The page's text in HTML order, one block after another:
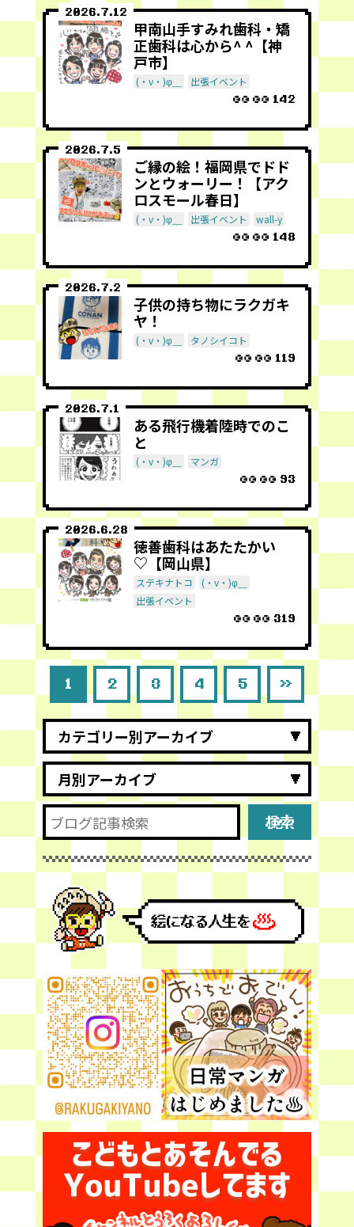
2026.7.12
甲南山手すみれ歯科・矯
正歯科は心から^ ^【神
戸市】
(・v・)φ＿ 出張イベント
142
2026.7.5
ご縁の絵！福岡県でドド
ンとウォーリー！【アク
ロスモール春日】
(・v・)φ＿ 出張イベント wall-y
148
2026.7.2
子供の持ち物にラクガキ
ヤ！
(・v・)φ＿ タノシイコト
119
2026.7.1
ある飛行機着陸時でのこ
と
(・v・)φ＿ マンガ
93
2026.6.28
徳善歯科はあたたかい
♡【岡山県】
ステキナトコ
(・v・)φ＿
出張イベント
319
1 2 3 4 5 »